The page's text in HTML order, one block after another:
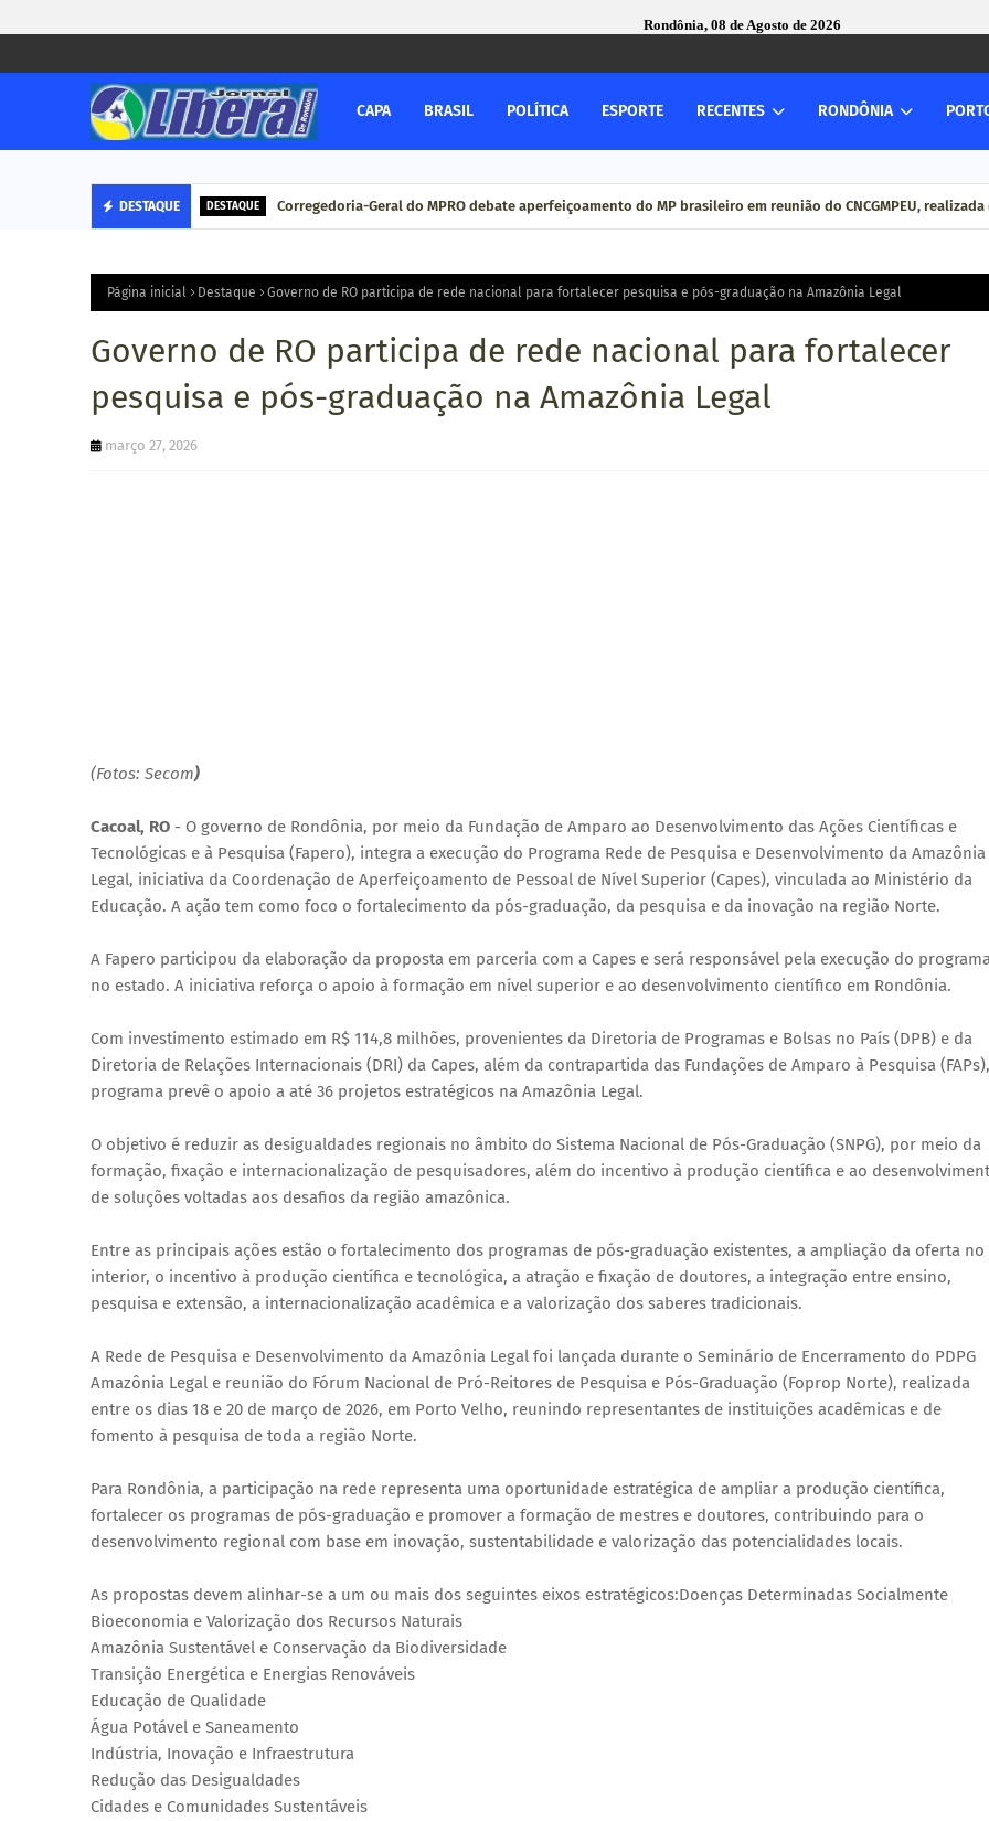
Rondônia, 08 de Agosto de 2026
CAPA BRASIL POLÍTICA ESPORTE RECENTES RONDÔNIA
DESTAQUE DESTAQUE Corregedoria-Geral do MPRO debate aperfeiçoamento do MP brasileiro em reunião do CNCGMPEU,
Página inicial Destaque Governo de RO participa de rede nacional para fortalecer pesquisa e pós-graduação na Amazônia Legal
Governo de RO participa de rede nacional para fortalecer
pesquisa e pós-graduação na Amazônia Legal
março 27, 2026
(Fotos: Secom)
Cacoal, RO - O governo de Rondônia, por meio da Fundação de Amparo ao Desenvolvimento das Ações Científicas e
Tecnológicas e à Pesquisa (Fapero), integra a execução do Programa Rede de Pesquisa e Desenvolvimento da Amazônia
Legal, iniciativa da Coordenação de Aperfeiçoamento de Pessoal de Nível Superior (Capes), vinculada ao Ministério da
Educação. A ação tem como foco o fortalecimento da pós-graduação, da pesquisa e da inovação na região Norte.
A Fapero participou da elaboração da proposta em parceria com a Capes e será responsável pela execução do
no estado. A iniciativa reforça o apoio à formação em nível superior e ao desenvolvimento científico em Rondônia.
Com investimento estimado em R$ 114,8 milhões, provenientes da Diretoria de Programas e Bolsas no País (DPB) e da
Diretoria de Relações Internacionais (DRI) da Capes, além da contrapartida das Fundações de Amparo à Pesquisa
programa prevê o apoio a até 36 projetos estratégicos na Amazônia Legal.
O objetivo é reduzir as desigualdades regionais no âmbito do Sistema Nacional de Pós-Graduação (SNPG), por meio da
formação, fixação e internacionalização de pesquisadores, além do incentivo à produção científica e ao
de soluções voltadas aos desafios da região amazônica.
Entre as principais ações estão o fortalecimento dos programas de pós-graduação existentes, a ampliação da oferta no
interior, o incentivo à produção científica e tecnológica, a atração e fixação de doutores, a integração entre ensino,
pesquisa e extensão, a internacionalização acadêmica e a valorização dos saberes tradicionais.
A Rede de Pesquisa e Desenvolvimento da Amazônia Legal foi lançada durante o Seminário de Encerramento do PDPG
Amazônia Legal e reunião do Fórum Nacional de Pró-Reitores de Pesquisa e Pós-Graduação (Foprop Norte), realizada
entre os dias 18 e 20 de março de 2026, em Porto Velho, reunindo representantes de instituições acadêmicas e de
fomento à pesquisa de toda a região Norte.
Para Rondônia, a participação na rede representa uma oportunidade estratégica de ampliar a produção científica,
fortalecer os programas de pós-graduação e promover a formação de mestres e doutores, contribuindo para o
desenvolvimento regional com base em inovação, sustentabilidade e valorização das potencialidades locais.
As propostas devem alinhar-se a um ou mais dos seguintes eixos estratégicos:Doenças Determinadas Socialmente
Bioeconomia e Valorização dos Recursos Naturais
Amazônia Sustentável e Conservação da Biodiversidade
Transição Energética e Energias Renováveis
Educação de Qualidade
Água Potável e Saneamento
Indústria, Inovação e Infraestrutura
Redução das Desigualdades
Cidades e Comunidades Sustentáveis